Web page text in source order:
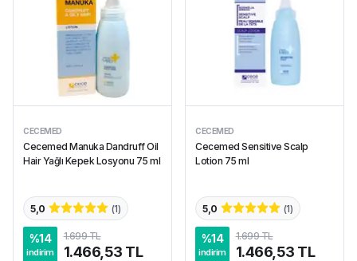
CECEMED
Cecemed Manuka Dandruff Oil
Hair Yağlı Kepek Losyonu 75 ml
5,0 (1)
%14
indirim
1.699 TL
1.466,53 TL
CECEMED
Cecemed Sensitive Scalp
Lotion 75 ml
5,0 (1)
%14
indirim
1.699 TL
1.466,53 TL